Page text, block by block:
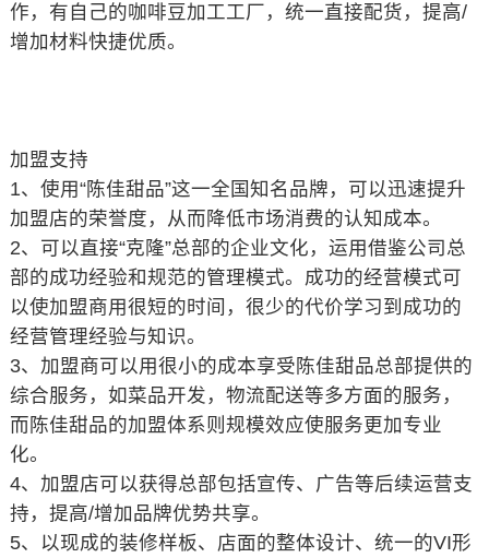
作，有自己的咖啡豆加工工厂，统一直接配货，提高/
增加材料快捷优质。
加盟支持
1、使用“陈佳甜品”这一全国知名品牌，可以迅速提升
加盟店的荣誉度，从而降低市场消费的认知成本。
2、可以直接“克隆”总部的企业文化，运用借鉴公司总
部的成功经验和规范的管理模式。成功的经营模式可
以使加盟商用很短的时间，很少的代价学习到成功的
经营管理经验与知识。
3、加盟商可以用很小的成本享受陈佳甜品总部提供的
综合服务，如菜品开发，物流配送等多方面的服务，
而陈佳甜品的加盟体系则规模效应使服务更加专业
化。
4、加盟店可以获得总部包括宣传、广告等后续运营支
持，提高/增加品牌优势共享。
5、以现成的装修样板、店面的整体设计、统一的VI形